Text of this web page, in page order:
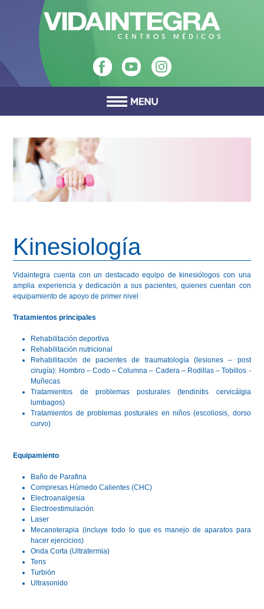
Kinesiología
Vidaintegra cuenta con un destacado equipo de kinesiólogos con una
amplia experiencia y dedicación a sus pacientes, quienes cuentan con
equipamiento de apoyo de primer nivel
Tratamientos principales
Rehabilitación deportiva
Rehabilitación nutricional
Rehabilitación de pacientes de traumatología (lesiones – post
cirugía): Hombro – Codo – Columna – Cadera – Rodillas – Tobillos -
Muñecas
Tratamientos de problemas posturales (tendinitis cervicálgia
lumbagos)
Tratamientos de problemas posturales en niños (escoliosis, dorso
curvo)
Equipamiento
Baño de Parafina
Compresas Húmedo Calientes (CHC)
Electroanalgesia
Electroestimulación
Laser
Mecanoterapia (incluye todo lo que es manejo de aparatos para
hacer ejercicios)
Onda Corta (Ultratermia)
Tens
Turbión
Ultrasonido